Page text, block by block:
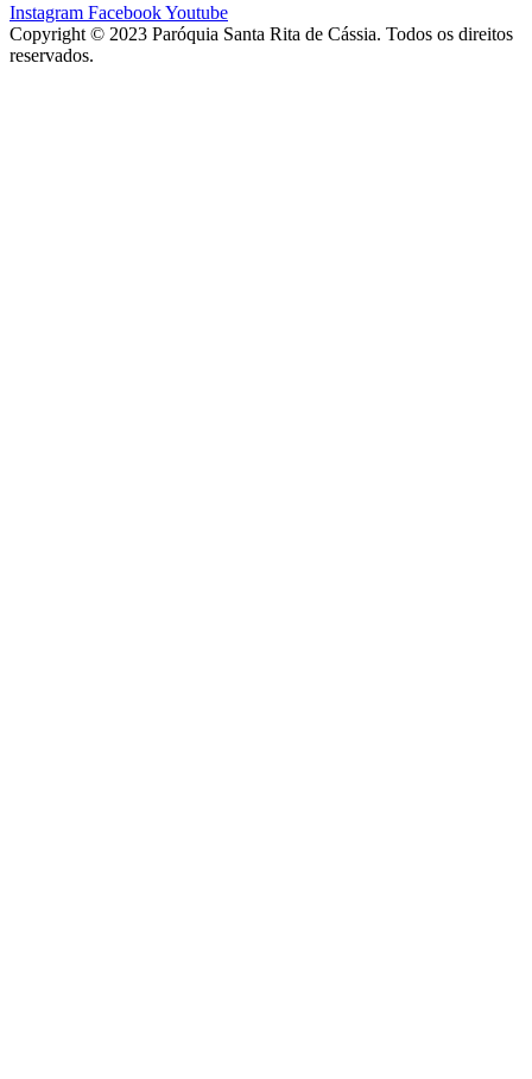
Instagram FacebookYoutube
Copyright © 2023 Paróquia Santa Rita de Cássia. Todos os direitos
reservados.